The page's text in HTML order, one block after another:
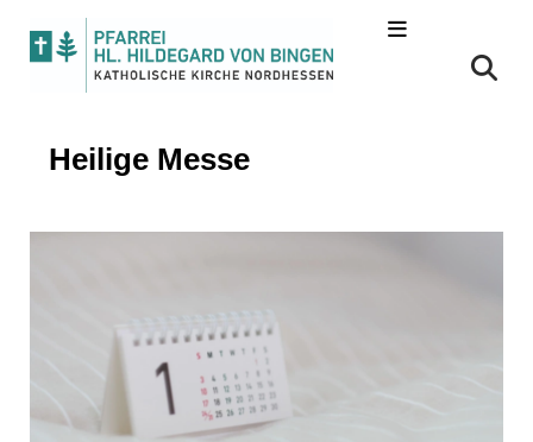
Heilige Messe